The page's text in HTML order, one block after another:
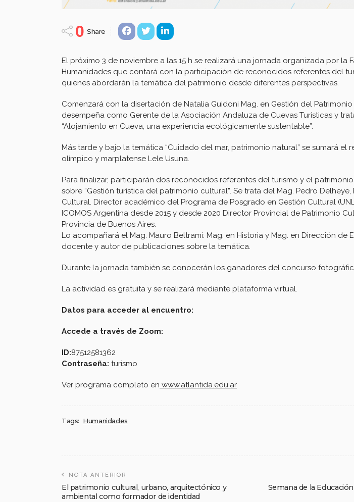
0 Share
El próximo 3 de noviembre a las 15 h se realizará una jornada organizada por la
Humanidades que contará con la participación de reconocidos referentes del
quienes abordarán la temática del patrimonio desde diferentes perspectivas.
Comenzará con la disertación de Natalia Guidoni Mag. en Gestión del Patrimonio
desempeña como Gerente de la Asociación Andaluza de Cuevas Turísticas y
“Alojamiento en Cueva, una experiencia ecológicamente sustentable”.
Más tarde y bajo la temática “Cuidado del mar, patrimonio natural” se sumará el
olímpico y marplatense Lele Usuna.
Para finalizar, participarán dos reconocidos referentes del turismo y el
sobre “Gestión turística del patrimonio cultural”. Se trata del Mag. Pedro Delheye,
Cultural. Director académico del Programa de Posgrado en Gestión Cultural
ICOMOS Argentina desde 2015 y desde 2020 Director Provincial de Patrimonio
Provincia de Buenos Aires.
Lo acompañará el Mag. Mauro Beltrami: Mag. en Historia y Mag. en Dirección de
docente y autor de publicaciones sobre la temática.
Durante la jornada también se conocerán los ganadores del concurso
La actividad es gratuita y se realizará mediante plataforma virtual.
Datos para acceder al encuentro:
Accede a través de Zoom:
ID:87512581362
Contraseña: turismo
Ver programa completo en www.atlantida.edu.ar
Tags: Humanidades
NOTA ANTERIOR
El patrimonio cultural, urbano, arquitectónico y
ambiental como formador de identidad
Semana de la